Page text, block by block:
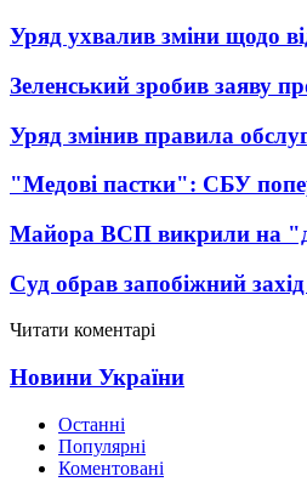
Уряд ухвалив зміни щодо
Зеленський зробив заяву
Уряд змінив правила
"Медові пастки": СБУ
Майора ВСП викрили на
Суд обрав запобіжний
Читати коментарі
Новини України
Останні
Популярні
Коментовані